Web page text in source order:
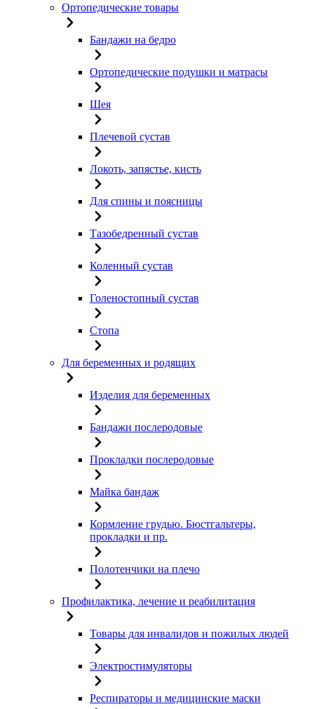
Ортопедические товары
Бандажи на бедро
Ортопедические подушки и матрасы
Шея
Плечевой сустав
Локоть, запястье, кисть
Для спины и поясницы
Тазобедренный сустав
Коленный сустав
Голеностопный сустав
Стопа
Для беременных и родящих
Изделия для беременных
Бандажи послеродовые
Прокладки послеродовые
Майка бандаж
Кормление грудью. Бюстгальтеры,
прокладки и пр.
Полотенчики на плечо
Профилактика, лечение и реабилитация
Товары для инвалидов и пожилых людей
Электростимуляторы
Респираторы и медицинские маски